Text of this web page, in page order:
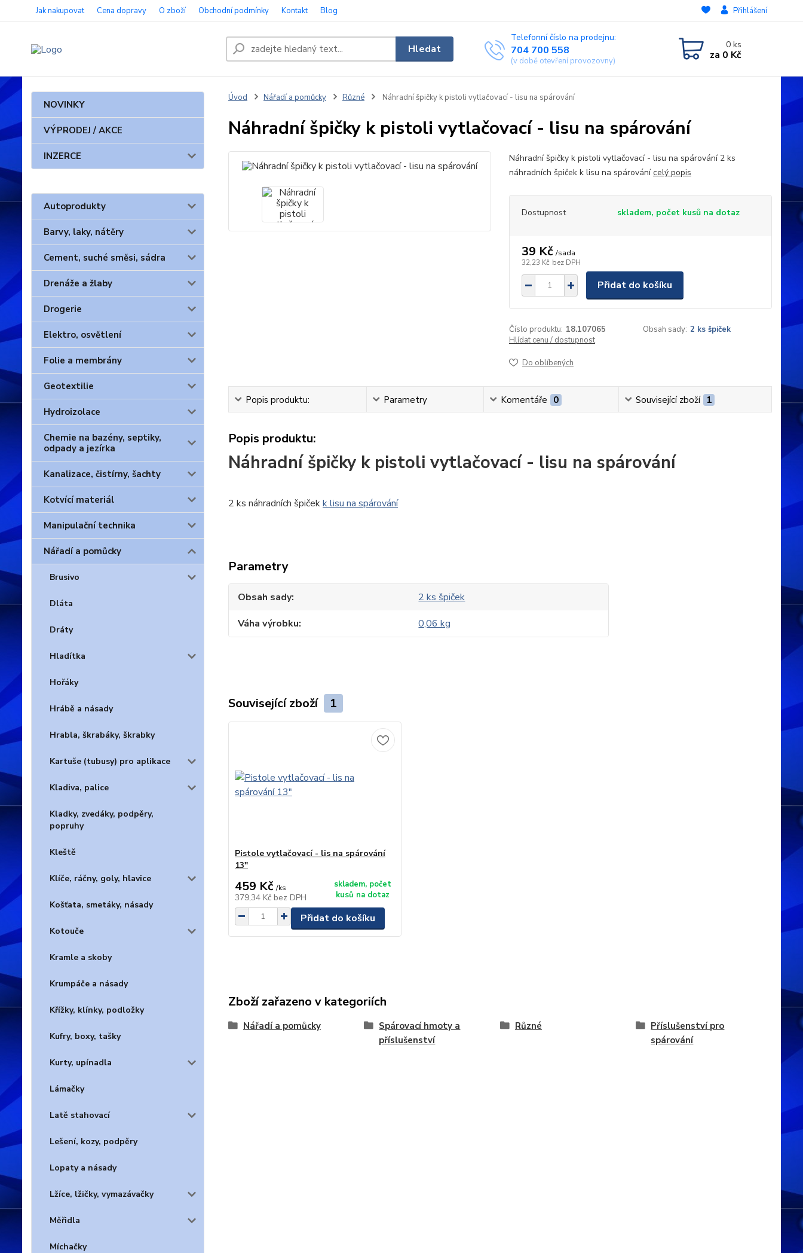
Jak nakupovat Cena dopravy O zboží Obchodní podmínky Kontakt Blog Přihlášení
Hledat
Telefonní číslo na prodejnu:
704 700 558
(v době otevření provozovny)
0ks
za 0 Kč
NOVINKY
VÝPRODEJ / AKCE
INZERCE
Autoprodukty
Barvy, laky, nátěry
Cement, suché směsi, sádra
Drenáže a žlaby
Drogerie
Elektro, osvětlení
Folie a membrány
Geotextilie
Hydroizolace
Chemie na bazény, septiky,
odpady a jezírka
Kanalizace, čistírny, šachty
Kotvící materiál
Manipulační technika
Nářadí a pomůcky
Brusivo
Dláta
Dráty
Hladítka
Hořáky
Hrábě a násady
Hrabla, škrabáky, škrabky
Kartuše (tubusy) pro aplikace
Kladiva, palice
Kladky, zvedáky, podpěry,
popruhy
Kleště
Klíče, ráčny, goly, hlavice
Košťata, smetáky, násady
Kotouče
Kramle a skoby
Krumpáče a násady
Křížky, klínky, podložky
Kufry, boxy, tašky
Kurty, upínadla
Lámačky
Latě stahovací
Lešení, kozy, podpěry
Lopaty a násady
Lžíce, lžičky, vymazávačky
Měřidla
Míchačky
Úvod Nářadí a pomůcky Různé Náhradní špičky k pistoli vytlačovací - lisu na spárování
Náhradní špičky k pistoli vytlačovací - lisu na spárování
Náhradní špičky k pistoli vytlačovací - lisu na spárování 2 ks
náhradních špiček k lisu na spárovánícelý popis
Dostupnost skladem, počet kusů na dotaz
39 Kč /sada
32,23 Kč bez DPH
Přidat do košíku
Číslo produktu: 18.107065 Obsah sady: 2 ks špiček
Hlídat cenu / dostupnost
Do oblíbených
Popis produktu: Parametry Komentáře 0 Související zboží 1
Popis produktu:
Náhradní špičky k pistoli vytlačovací - lisu na spárování
2 ks náhradních špičekk lisu na spárování
Parametry
Obsah sady
2 ks špiček
Váha výrobku
0,06 kg
Související zboží 1
Pistole vytlačovací - lis na spárování
13"
459 Kč /ks
379,34 Kč bez DPH
skladem, počet
kusů na dotaz
Přidat do košíku
Zboží zařazeno v kategoriích
Nářadí a pomůcky
Spárovací hmoty a
příslušenství
Různé
Příslušenství pro
spárování